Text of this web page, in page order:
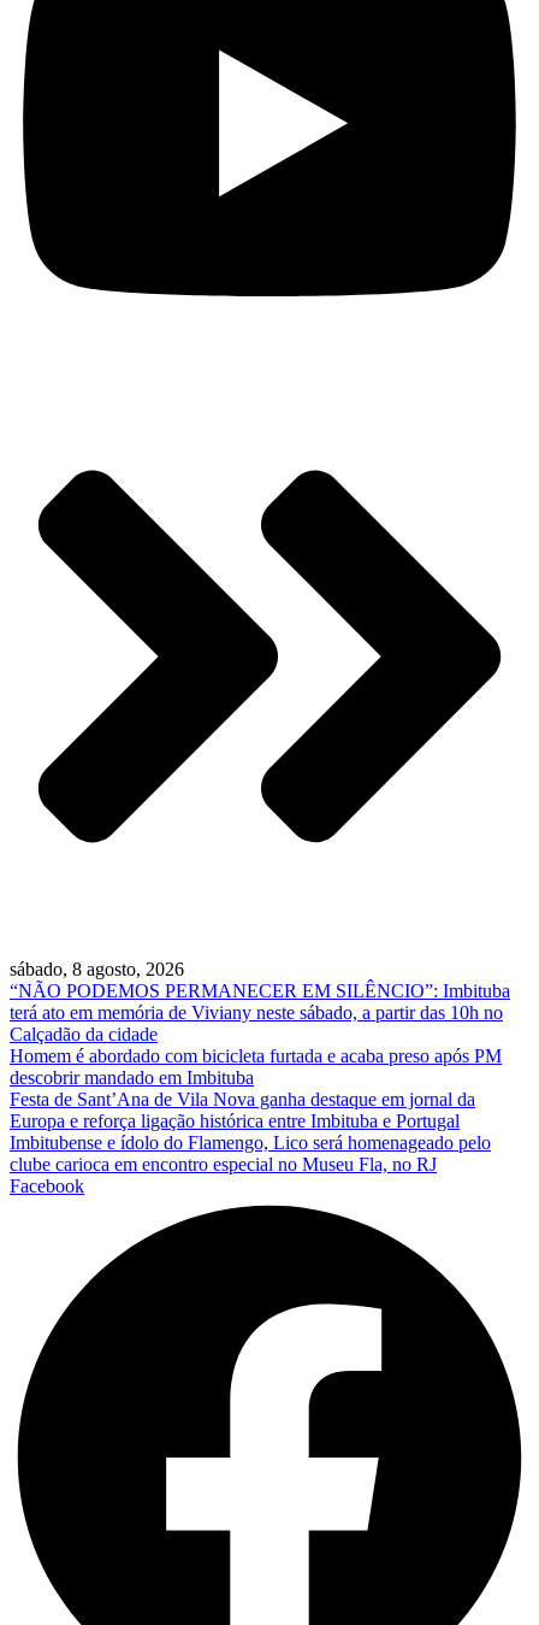
sábado, 8 agosto, 2026
“NÃO PODEMOS PERMANECER EM SILÊNCIO”: Imbituba
terá ato em memória de Viviany neste sábado, a partir das 10h no
Calçadão da cidade
Homem é abordado com bicicleta furtada e acaba preso após PM
descobrir mandado em Imbituba
Festa de Sant’Ana de Vila Nova ganha destaque em jornal da
Europa e reforça ligação histórica entre Imbituba e Portugal
Imbitubense e ídolo do Flamengo, Lico será homenageado pelo
clube carioca em encontro especial no Museu Fla, no RJ
Facebook